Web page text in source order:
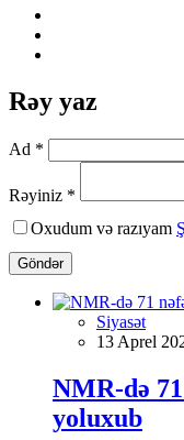
Rəy yaz
Ad *
Rəyiniz *
Oxudum və razıyam
Göndər
Siyasət
13 Aprel
NMR-də
yoluxub